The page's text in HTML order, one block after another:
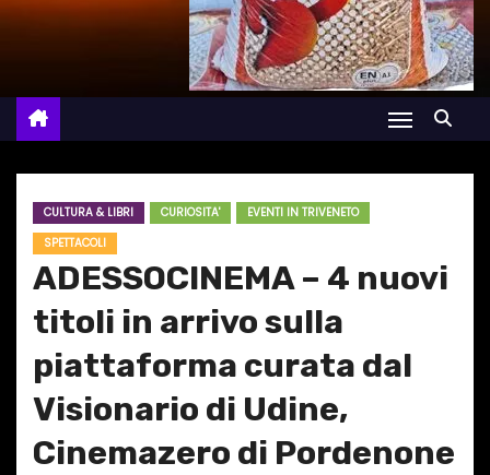
CULTURA & LIBRI CURIOSITA'
EVENTI IN TRIVENETO
SPETTACOLI
ADESSOCINEMA – 4 nuovi
titoli in arrivo sulla
piattaforma curata dal
Visionario di Udine,
Cinemazero di Pordenone